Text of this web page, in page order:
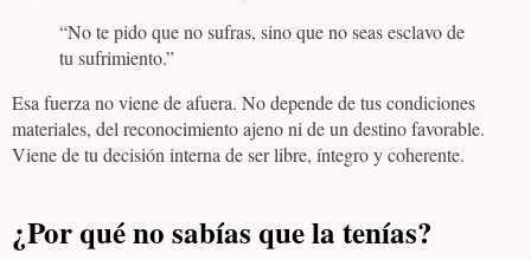
“No te pido que no sufras, sino que no seas esclavo de
tu sufrimiento.”
Esa fuerza no viene de afuera. No depende de tus condiciones
materiales, del reconocimiento ajeno ni de un destino favorable.
Viene de tu decisión interna de ser libre, íntegro y coherente.
¿Por qué no sabías que la tenías?